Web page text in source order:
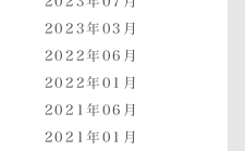
2023年03月
2022年06月
2022年01月
2021年06月
2021年01月